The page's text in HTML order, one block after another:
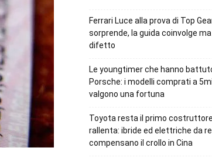
Ferrari Luce alla prova di Top
sorprende, la guida coinvolge
difetto
Le youngtimer che hanno
Porsche: i modelli comprati a
valgono una fortuna
Toyota resta il primo
rallenta: ibride ed elettriche da
compensano il crollo in Cina